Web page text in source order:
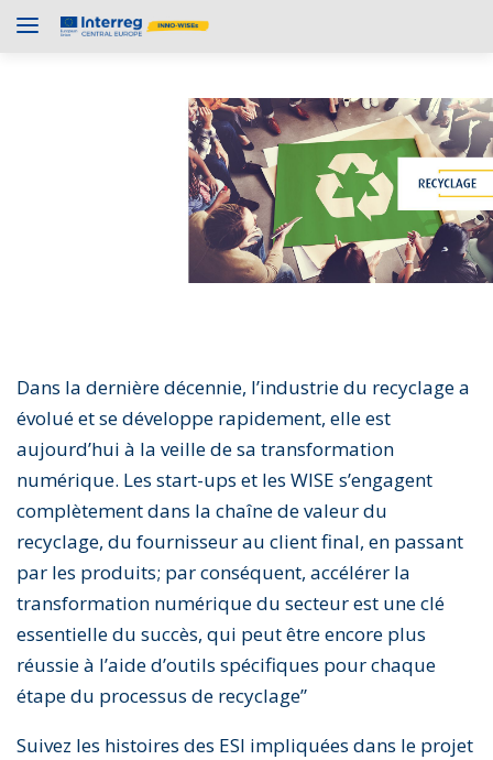
Dans la dernière décennie, l’industrie du recyclage a
évolué et se développe rapidement, elle est
aujourd’hui à la veille de sa transformation
numérique. Les start-ups et les WISE s’engagent
complètement dans la chaîne de valeur du
recyclage, du fournisseur au client final, en passant
par les produits; par conséquent, accélérer la
transformation numérique du secteur est une clé
essentielle du succès, qui peut être encore plus
réussie à l’aide d’outils spécifiques pour chaque
étape du processus de recyclage”
Suivez les histoires des ESI impliquées dans le projet